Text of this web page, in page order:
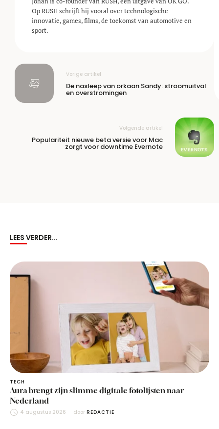
Op RUSH schrijft hij vooral over technologische
innovatie, games, films, de toekomst van automotive en
sport.
Vorige artikel
De nasleep van orkaan Sandy: stroomuitval
en overstromingen
Volgende artikel
Populariteit nieuwe beta versie voor Mac
zorgt voor downtime Evernote
LEES VERDER...
TECH
Aura brengt zijn slimme digitale fotolijsten naar
Nederland
4 augustus 2026 door REDACTIE